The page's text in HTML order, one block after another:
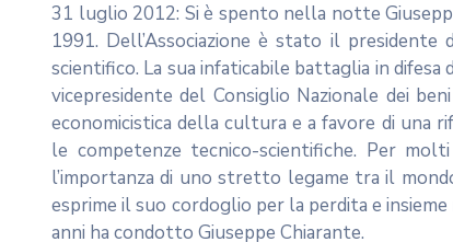
31 luglio 2012: Si è spento nella notte
1991. Dell’Associazione è stato il
scientifico. La sua infaticabile battaglia in
vicepresidente del Consiglio Nazionale dei
economicistica della cultura e a favore di una
le competenze tecnico-scientifiche. Per
l’importanza di uno stretto legame tra il
esprime il suo cordoglio per la perdita e
anni ha condotto Giuseppe Chiarante.